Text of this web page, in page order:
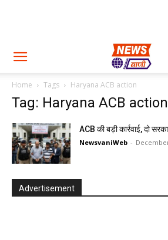
Home Tags Haryana ACB action
Tag: Haryana ACB action
ACB की बड़ी कार्रवाई, दो
NewsvaniWeb -
Advertisement